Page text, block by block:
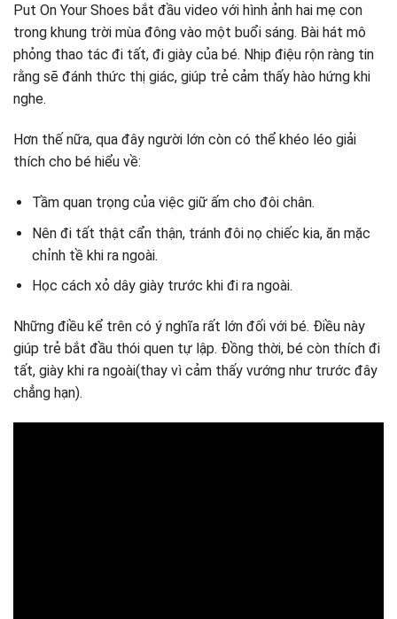
Put On Your Shoes bắt đầu video với hình ảnh hai mẹ con
trong khung trời mùa đông vào một buổi sáng. Bài hát mô
phỏng thao tác đi tất, đi giày của bé. Nhịp điệu rộn ràng tin
rằng sẽ đánh thức thị giác, giúp trẻ cảm thấy hào hứng khi
nghe.
Hơn thế nữa, qua đây người lớn còn có thể khéo léo giải
thích cho bé hiểu về:
Tầm quan trọng của việc giữ ấm cho đôi chân.
Nên đi tất thật cẩn thận, tránh đôi nọ chiếc kia, ăn mặc
chỉnh tề khi ra ngoài.
Học cách xỏ dây giày trước khi đi ra ngoài.
Những điều kể trên có ý nghĩa rất lớn đối với bé. Điều này
giúp trẻ bắt đầu thói quen tự lập. Đồng thời, bé còn thích đi
tất, giày khi ra ngoài(thay vì cảm thấy vướng như trước đây
chẳng hạn).